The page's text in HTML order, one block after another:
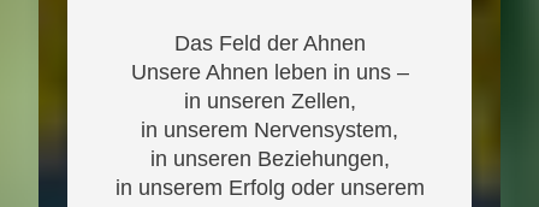
Das Feld der Ahnen
Unsere Ahnen leben in uns –
in unseren Zellen,
in unserem Nervensystem,
in unseren Beziehungen,
in unserem Erfolg oder unserem